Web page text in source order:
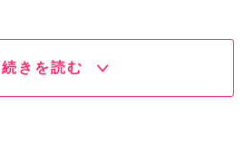
続きを読む